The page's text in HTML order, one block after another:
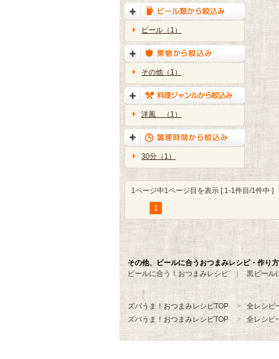
ビール（1）
その他（1）
洋風 （1）
30分（1）
1ページ中1ページ目を表示 [ 1-1件目/1件中 ]
1
その他、ビールに合うおつまみレシピ・作り方
ビールに合う！おつまみレシピ
黒ビール
ズバうま！おつまみレシピTOP 全レシピ
ズバうま！おつまみレシピTOP
全レシピ